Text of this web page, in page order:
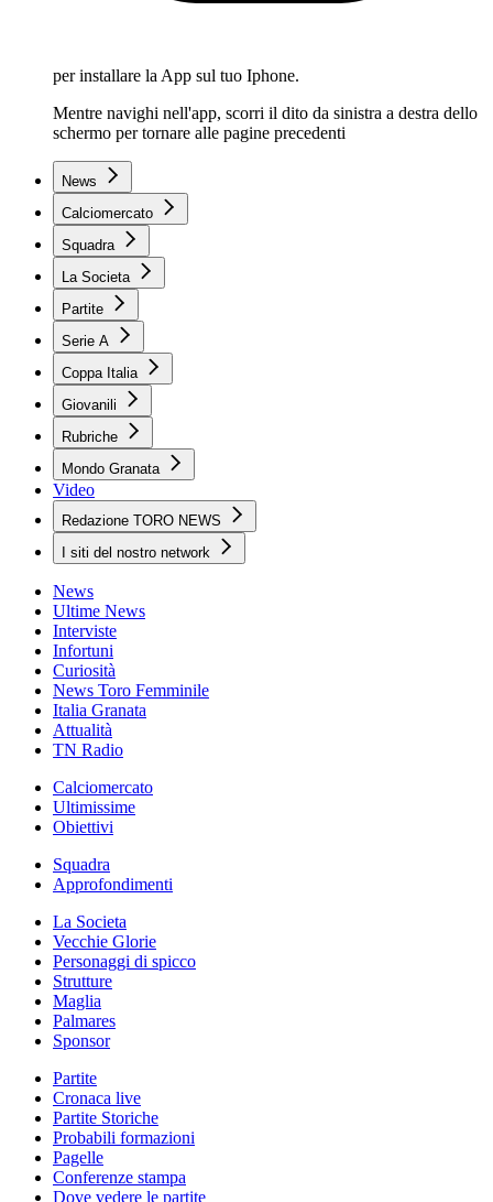
per installare la App sul tuo Iphone.
Mentre navighi nell'app, scorri il dito da sinistra a destra dello
schermo per tornare alle pagine precedenti
News
Calciomercato
Squadra
La Societa
Partite
Serie A
Coppa Italia
Giovanili
Rubriche
Mondo Granata
Video
Redazione TORO NEWS
I siti del nostro network
News
Ultime News
Interviste
Infortuni
Curiosità
News Toro Femminile
Italia Granata
Attualità
TN Radio
Calciomercato
Ultimissime
Obiettivi
Squadra
Approfondimenti
La Societa
Vecchie Glorie
Personaggi di spicco
Strutture
Maglia
Palmares
Sponsor
Partite
Cronaca live
Partite Storiche
Probabili formazioni
Pagelle
Conferenze stampa
Dove vedere le partite